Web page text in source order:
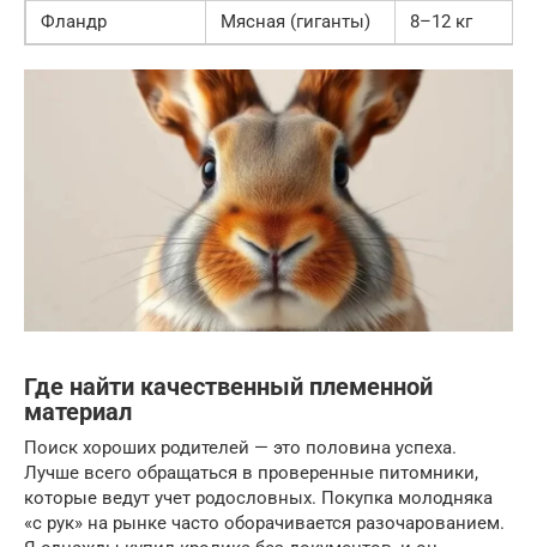
Фландр Мясная (гиганты) 8–12 кг
Где найти качественный племенной
материал
Поиск хороших родителей — это половина успеха.
Лучше всего обращаться в проверенные питомники,
которые ведут учет родословных. Покупка молодняка
«с рук» на рынке часто оборачивается разочарованием.